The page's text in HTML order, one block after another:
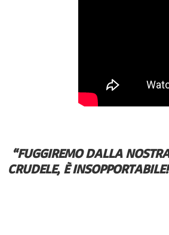
“FUGGIREMO DALLA
CRUDELE, È